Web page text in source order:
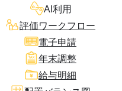
AI利用
評価ワークフロー
電子申請
年末調整
給与明細